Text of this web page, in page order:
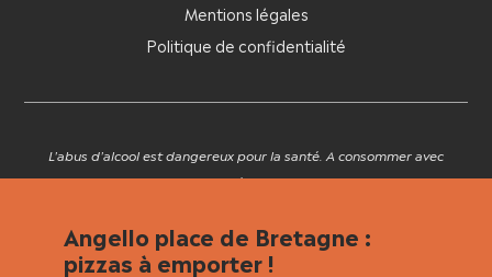
Angello place de Bretagne :
pizzas à emporter !
Mentions légales
Politique de confidentialité
L'abus d'alcool est dangereux pour la santé. A consommer avec
modération.